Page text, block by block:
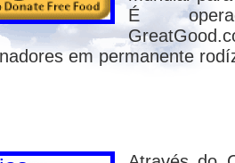
Juízo é algo
Espíritos se
pois nem mesmo a
incerteza do futuro
reencarnar-se?
É
em permanente